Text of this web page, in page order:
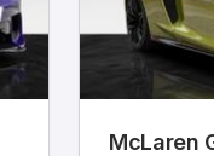
McLaren